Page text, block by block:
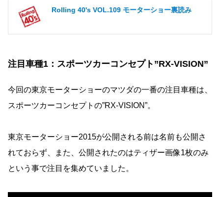
Rolling 40's VOL.109 モーターショー裏読み
注目車種1：スポーツカーコンセプト”RX-VISION”
今回の東京モーターショーのマツダの一番の注目車種は、
スポーツカーコンセプトの”RX-VISION”。
東京モーターショー2015が公開される前は名前も公開さ
れておらず、また、公開されたのはティザー画像1枚のみ
という事で注目を集めていました。